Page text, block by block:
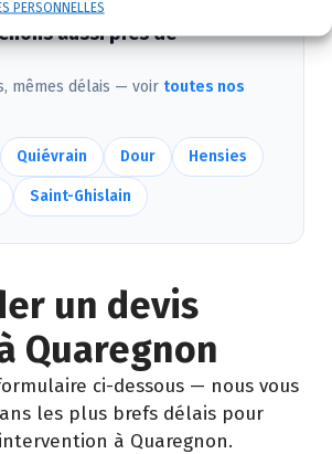
PERSONNELLES
aussi près de
mêmes délais — voir toutes nos
Quiévrain Dour Hensies
Saint-Ghislain
un devis
Quaregnon
ci-dessous — nous vous
les plus brefs délais pour
à Quaregnon.